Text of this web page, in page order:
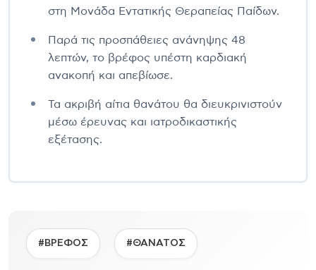
στη Μονάδα Εντατικής Θεραπείας Παίδων.
Παρά τις προσπάθειες ανάνηψης 48
λεπτών, το βρέφος υπέστη καρδιακή
ανακοπή και απεβίωσε.
Τα ακριβή αίτια θανάτου θα διευκρινιστούν
μέσω έρευνας και ιατροδικαστικής
εξέτασης.
#ΒΡΕΦΟΣ #ΘΑΝΑΤΟΣ